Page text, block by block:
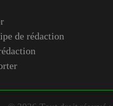
de rédaction